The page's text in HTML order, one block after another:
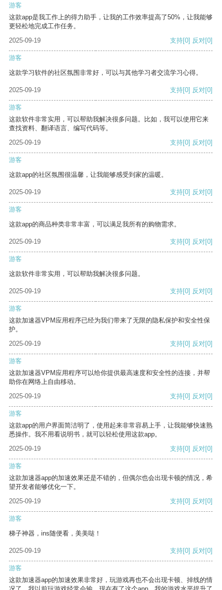
游客
这款app是我工作上的得力助手，让我的工作效率提高了50%，让我能够
更轻松地完成工作任务。
2025-09-19
支持[0] 反对[0]
游客
这款学习软件的社区氛围非常好，可以与其他学习者交流学习心得。
2025-09-19 支持[0] 反对[0]
游客
这款软件非常实用，可以帮助我解决很多问题。比如，我可以使用它来
查找资料、翻译语言、编写代码等。
2025-09-19
支持[0] 反对[0]
游客
这款app的社区氛围很温馨，让我能够感受到家的温暖。
2025-09-19 支持[0] 反对[0]
游客
这款app的商品种类非常丰富，可以满足我所有的购物需求。
2025-09-19 支持[0] 反对[0]
游客
这款软件非常实用，可以帮助我解决很多问题。
2025-09-19 支持[0] 反对[0]
游客
这款加速器VPM应用程序已经为我们带来了无限的隐私保护和安全性保
护。
2025-09-19
支持[0] 反对[0]
游客
这款加速器VPM应用程序可以给你提供最高速度和安全性的连接，并帮
助你在网络上自由移动。
2025-09-19
支持[0] 反对[0]
游客
这款app的用户界面简洁明了，使用起来非常容易上手，让我能够快速熟
悉操作。我不用看说明书，就可以轻松使用这款app。
2025-09-19
支持[0] 反对[0]
游客
这款加速器app的加速效果还是不错的，但偶尔也会出现卡顿的情况，希
望开发者能够优化一下。
2025-09-19
支持[0] 反对[0]
游客
梯子神器，ins随便看，美美哒！
2025-09-19 支持[0] 反对[0]
游客
这款加速器app的加速效果非常好，玩游戏再也不会出现卡顿、掉线的情